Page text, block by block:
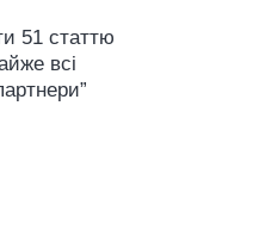
51 статтю
всі